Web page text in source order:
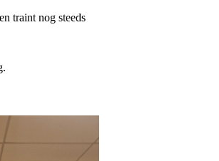
traint nog steeds